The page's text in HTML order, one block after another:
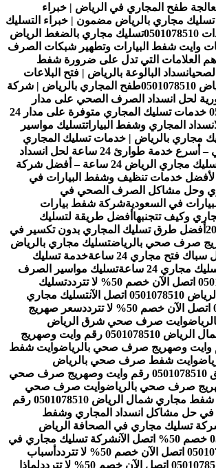
طفح المجاري في الرياض | خبراء
مجاري بالرياض مضمون | خبراء التسليك
تسليك مجاري بالضغط الرياض
وايت شفط البيارات وتطهير شبكات الصرف
العلامات التي تدل على ضرورة شفط
انسداد البالوعة بالرياض | فتح البلاعات
طفح المجاري بالرياض | شركة
24 ساعة 0501078510 خدمة فورية لحل انسداد الصرف الصحي على مدار
فني تسليك مجاري بالرياض قريب مني 0501078510 خدمات تسليك المجاري متوفرة على مدار 24
المجاري وشفط البياراتتسليك مواسير
مجاري بالرياض | خدمات تسليك المجاري
فني تسليك مجاري قريب مني – أسرع خدمة طوارئ 24 ساعة لحل انسداد
تسليك مجاري الرياض 24 ساعة – أفضل شركة
لأفضل خدمات تنظيف وشفط البيارات في
وحل مشاكل الصرف الصحي في
في السعوديةشركة شفط بيارات
وكيف تتجنبها أفضل طريقة لتسليك
أفضل طرق تسليك المجاري بدون تكسير في
تسليك مجاري بالرياض
فتح مجاري 24 ساعة
خدمة تسليك
24 ساعة
تسليك مواسير الصرف
تسليك
اتصل الآن
تسليك مجاري
سعر صهريج
وايت صرف صحي شرق الرياض
وايت صرف صحي شمال الرياض 0501078510 رقم وايت وصهريج
وايت شفط
وايت شفط صرف صحي بالرياض
وايت صرف صحي حي طويق 0501078510 رقم وايت وصهريج صرف صحي
وايت صرف صحي
صهريج شفط مجاري شمال الرياض 0501078510 رقم
بالرياض 0501078510 الأفضل في حل مشاكل انسداد المجاري وشفط
تسليك مجاري في الصحافة الرياض
شركة تسليك مجاري في
أسباب
لماذا